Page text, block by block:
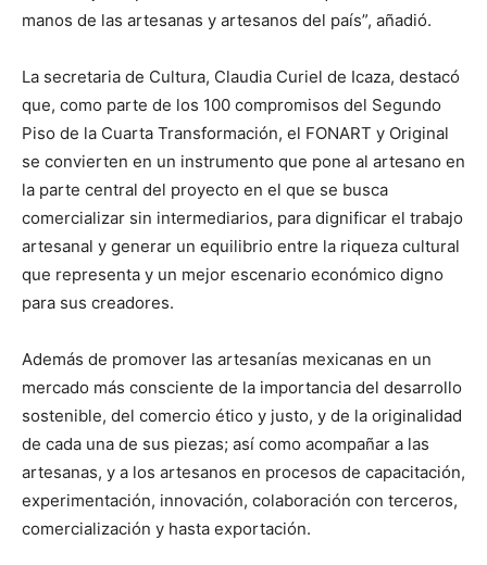
manos de las artesanas y artesanos del país”, añadió.
La secretaria de Cultura, Claudia Curiel de Icaza, destacó
que, como parte de los 100 compromisos del Segundo
Piso de la Cuarta Transformación, el FONART y Original
se convierten en un instrumento que pone al artesano en
la parte central del proyecto en el que se busca
comercializar sin intermediarios, para dignificar el trabajo
artesanal y generar un equilibrio entre la riqueza cultural
que representa y un mejor escenario económico digno
para sus creadores.
Además de promover las artesanías mexicanas en un
mercado más consciente de la importancia del desarrollo
sostenible, del comercio ético y justo, y de la originalidad
de cada una de sus piezas; así como acompañar a las
artesanas, y a los artesanos en procesos de capacitación,
experimentación, innovación, colaboración con terceros,
comercialización y hasta exportación.